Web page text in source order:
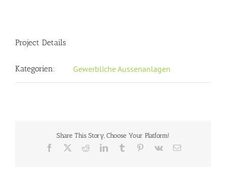
Project Details
Kategorien: Gewerbliche Aussenanlagen
Share This Story, Choose Your Platform!
Facebook RedditLinkedInTumblr Pinterest
Vk
E-